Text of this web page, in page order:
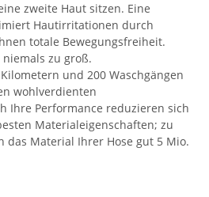
zweite Haut sitzen. Eine
Hautirritationen durch
totale Bewegungsfreiheit.
niemals zu groß.
und 200 Waschgängen
wohlverdienten
Ihre Performance reduzieren sich
Materialeigenschaften; zu
das Material Ihrer Hose gut 5 Mio.